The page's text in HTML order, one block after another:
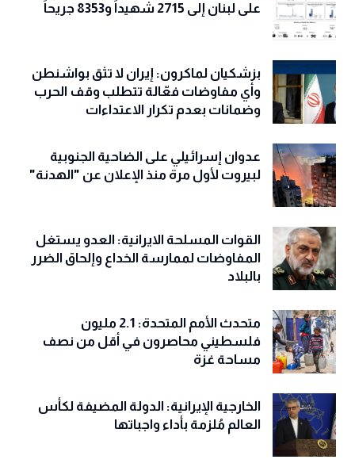
على لبنان إلى 2715 شهيداً و8353 جريحاً
بزشكيان لماكرون: إيران لا تثق بواشنطن
وأي مفاوضات فعّالة تتطلب وقف الحرب
وضمانات بعدم تكرار الاعتداءات
عدوان إسرائيلي على الضاحية الجنوبية
لبيروت لأول مرة منذ الإعلان عن "الهدنة"
القوات المسلحة الايرانية: العدو يستغل
المفاوضات لممارسة الخداع وإلحاق الضرر
بالبلاد
متحدث الأمم المتحدة: 2.1 مليون
فلسطيني محاصرون في أقل من نصف
مساحة غزة
الخارجية الإيرانية: الدولة المضيفة لكأس
العالم مُلزمة بأداء واجباتها